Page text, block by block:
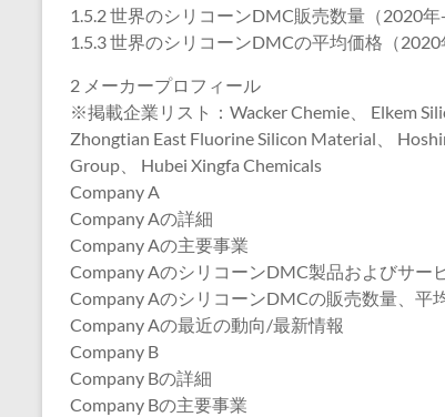
1.5.2 世界のシリコーンDMC販売数量（2020年-
1.5.3 世界のシリコーンDMCの平均価格（2020
2 メーカープロフィール
※掲載企業リスト：Wacker Chemie、 Elkem
Zhongtian East Fluorine Silicon Material、
Group、 Hubei Xingfa Chemicals
Company A
Company Aの詳細
Company Aの主要事業
Company AのシリコーンDMC製品およびサー
Company AのシリコーンDMCの販売数量、平
Company Aの最近の動向/最新情報
Company B
Company Bの詳細
Company Bの主要事業